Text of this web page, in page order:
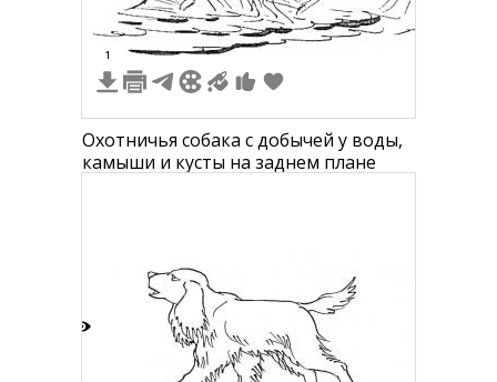
1
Охотничья собака с добычей у воды,
камыши и кусты на заднем плане